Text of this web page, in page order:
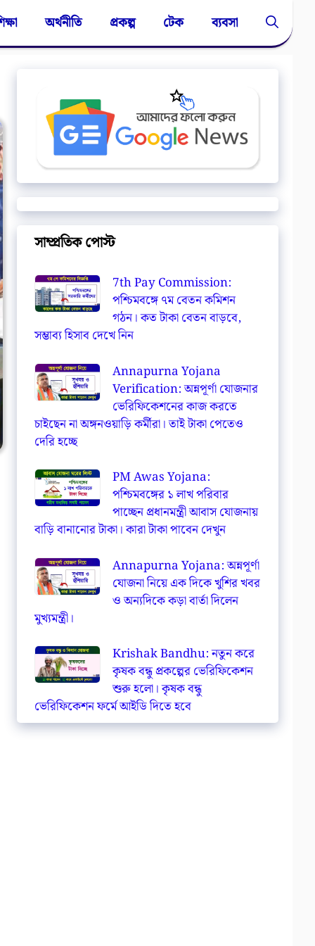
অর্থনীতি প্রকল্প টেক ব্যবসা
সাম্প্রতিক পোস্ট
7th Pay Commission:
পশ্চিমবঙ্গে ৭ম বেতন কমিশন
গঠন। কত টাকা বেতন বাড়বে,
সম্ভাব্য হিসাব দেখে নিন
Annapurna Yojana
Verification: অন্নপূর্ণা যোজনার
ভেরিফিকেশনের কাজ করতে
চাইছেন না অঙ্গনওয়াড়ি কর্মীরা। তাই টাকা পেতেও
দেরি হচ্ছে
PM Awas Yojana:
পশ্চিমবঙ্গের ১ লাখ পরিবার
পাচ্ছেন প্রধানমন্ত্রী আবাস যোজনায়
বাড়ি বানানোর টাকা। কারা টাকা পাবেন দেখুন
Annapurna Yojana: অন্নপূর্ণা
যোজনা নিয়ে এক দিকে খুশির খবর
ও অন্যদিকে কড়া বার্তা দিলেন
মুখ্যমন্ত্রী।
Krishak Bandhu: নতুন করে
কৃষক বন্ধু প্রকল্পের ভেরিফিকেশন
শুরু হলো। কৃষক বন্ধু
ভেরিফিকেশন ফর্মে আইডি দিতে হবে